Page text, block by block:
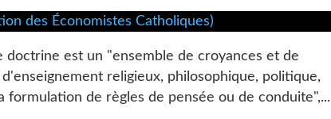
doctrine est un "ensemble de croyances et de
religieux, philosophique, politique,
formulation de règles de pensée ou de conduite",...